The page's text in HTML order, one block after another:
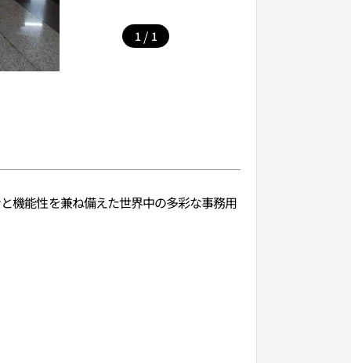
1 / 1
機能性を兼ね備えた世界中の多彩な事務用